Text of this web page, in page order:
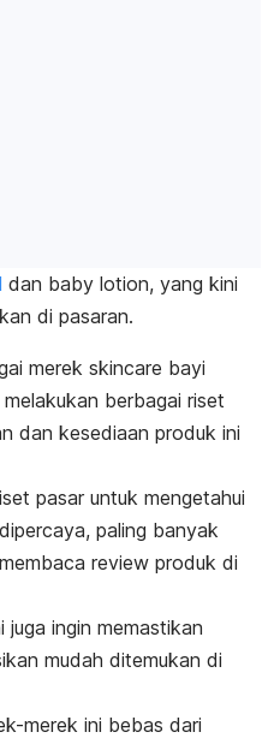
dan baby lotion, yang kini
di pasaran.
merek skincare bayi
berbagai riset
dan kesediaan produk ini
pasar untuk mengetahui
paling banyak
membaca review produk di
juga ingin memastikan
mudah ditemukan di
merek ini bebas dari